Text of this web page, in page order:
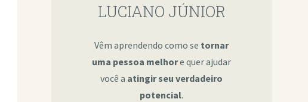
LUCIANO JÚNIOR
Vêm aprendendo como se tornar
uma pessoa melhore quer ajudar
você a atingir seu verdadeiro
potencial.